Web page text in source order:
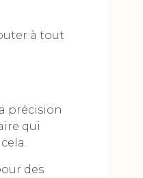
à tout
précision
qui
des